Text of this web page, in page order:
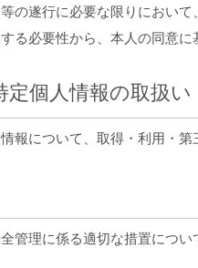
の遂行に必要な限りにおい
る必要性から、本人の同意
定個人情報の取扱い
報について、取得・利用・第
管理に係る適切な措置につい